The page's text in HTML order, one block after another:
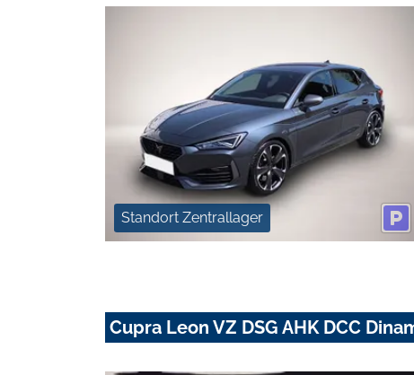
Standort Zentrallager
Cupra Leon VZ DSG AHK DCC